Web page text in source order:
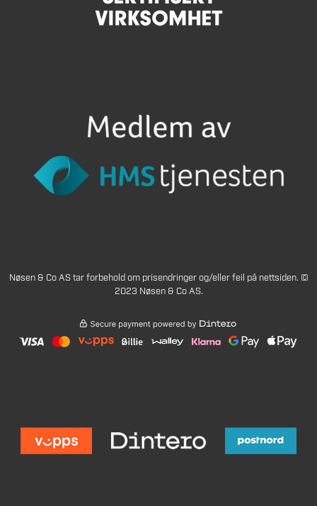
Nøsen & Co AS tar forbehold om prisendringer og/eller feil på nettsiden. ©
2023 Nøsen & Co AS.